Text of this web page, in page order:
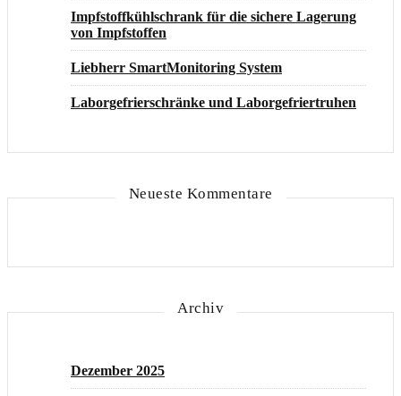
Impfstoffkühlschrank für die sichere Lagerung
von Impfstoffen
Liebherr SmartMonitoring System
Laborgefrierschränke und Laborgefriertruhen
Neueste Kommentare
Archiv
Dezember 2025